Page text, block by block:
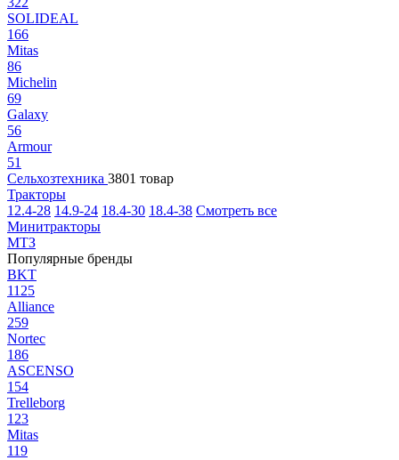
SOLIDEAL
166
Mitas
86
Michelin
69
Galaxy
56
Armour
51
Сельхозтехника 3801 товар
Тракторы
12.4-28 14.9-24 18.4-30 18.4-38 Смотреть все
Минитракторы
МТЗ
Популярные бренды
BKT
1125
Alliance
259
Nortec
186
ASCENSO
154
Trelleborg
123
Mitas
119